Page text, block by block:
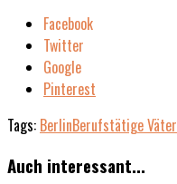
Facebook
Twitter
Google
Pinterest
Tags: BerlinBerufstätige Väter
Auch interessant...